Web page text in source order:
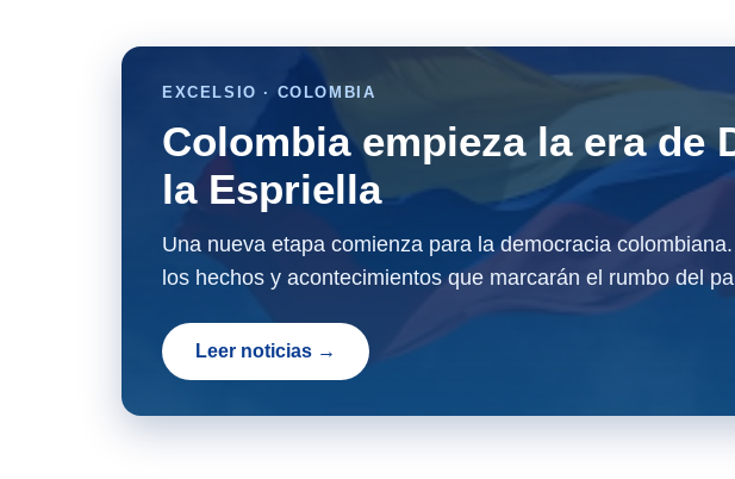
EXCELSIO · COLOMBIA
Colombia empieza la era de
la Espriella
Una nueva etapa comienza para la democracia
los hechos y acontecimientos que marcarán el rumbo del
Leer noticias →